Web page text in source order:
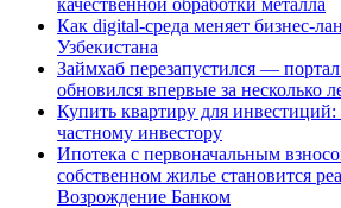
качественной обработки металла
Как digital-среда меняет бизнес-
Узбекистана
Займхаб перезапустился —
обновился впервые за несколько
Купить квартиру для инвестиций:
частному инвестору
Ипотека с первоначальным
собственном жилье становится
Возрождение Банком